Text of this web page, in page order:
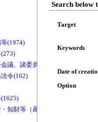
(1974)
議、諸委員会等(1466)
令(162)
知財等（産官学連
Search below
Target
Keywords
Date of
Option